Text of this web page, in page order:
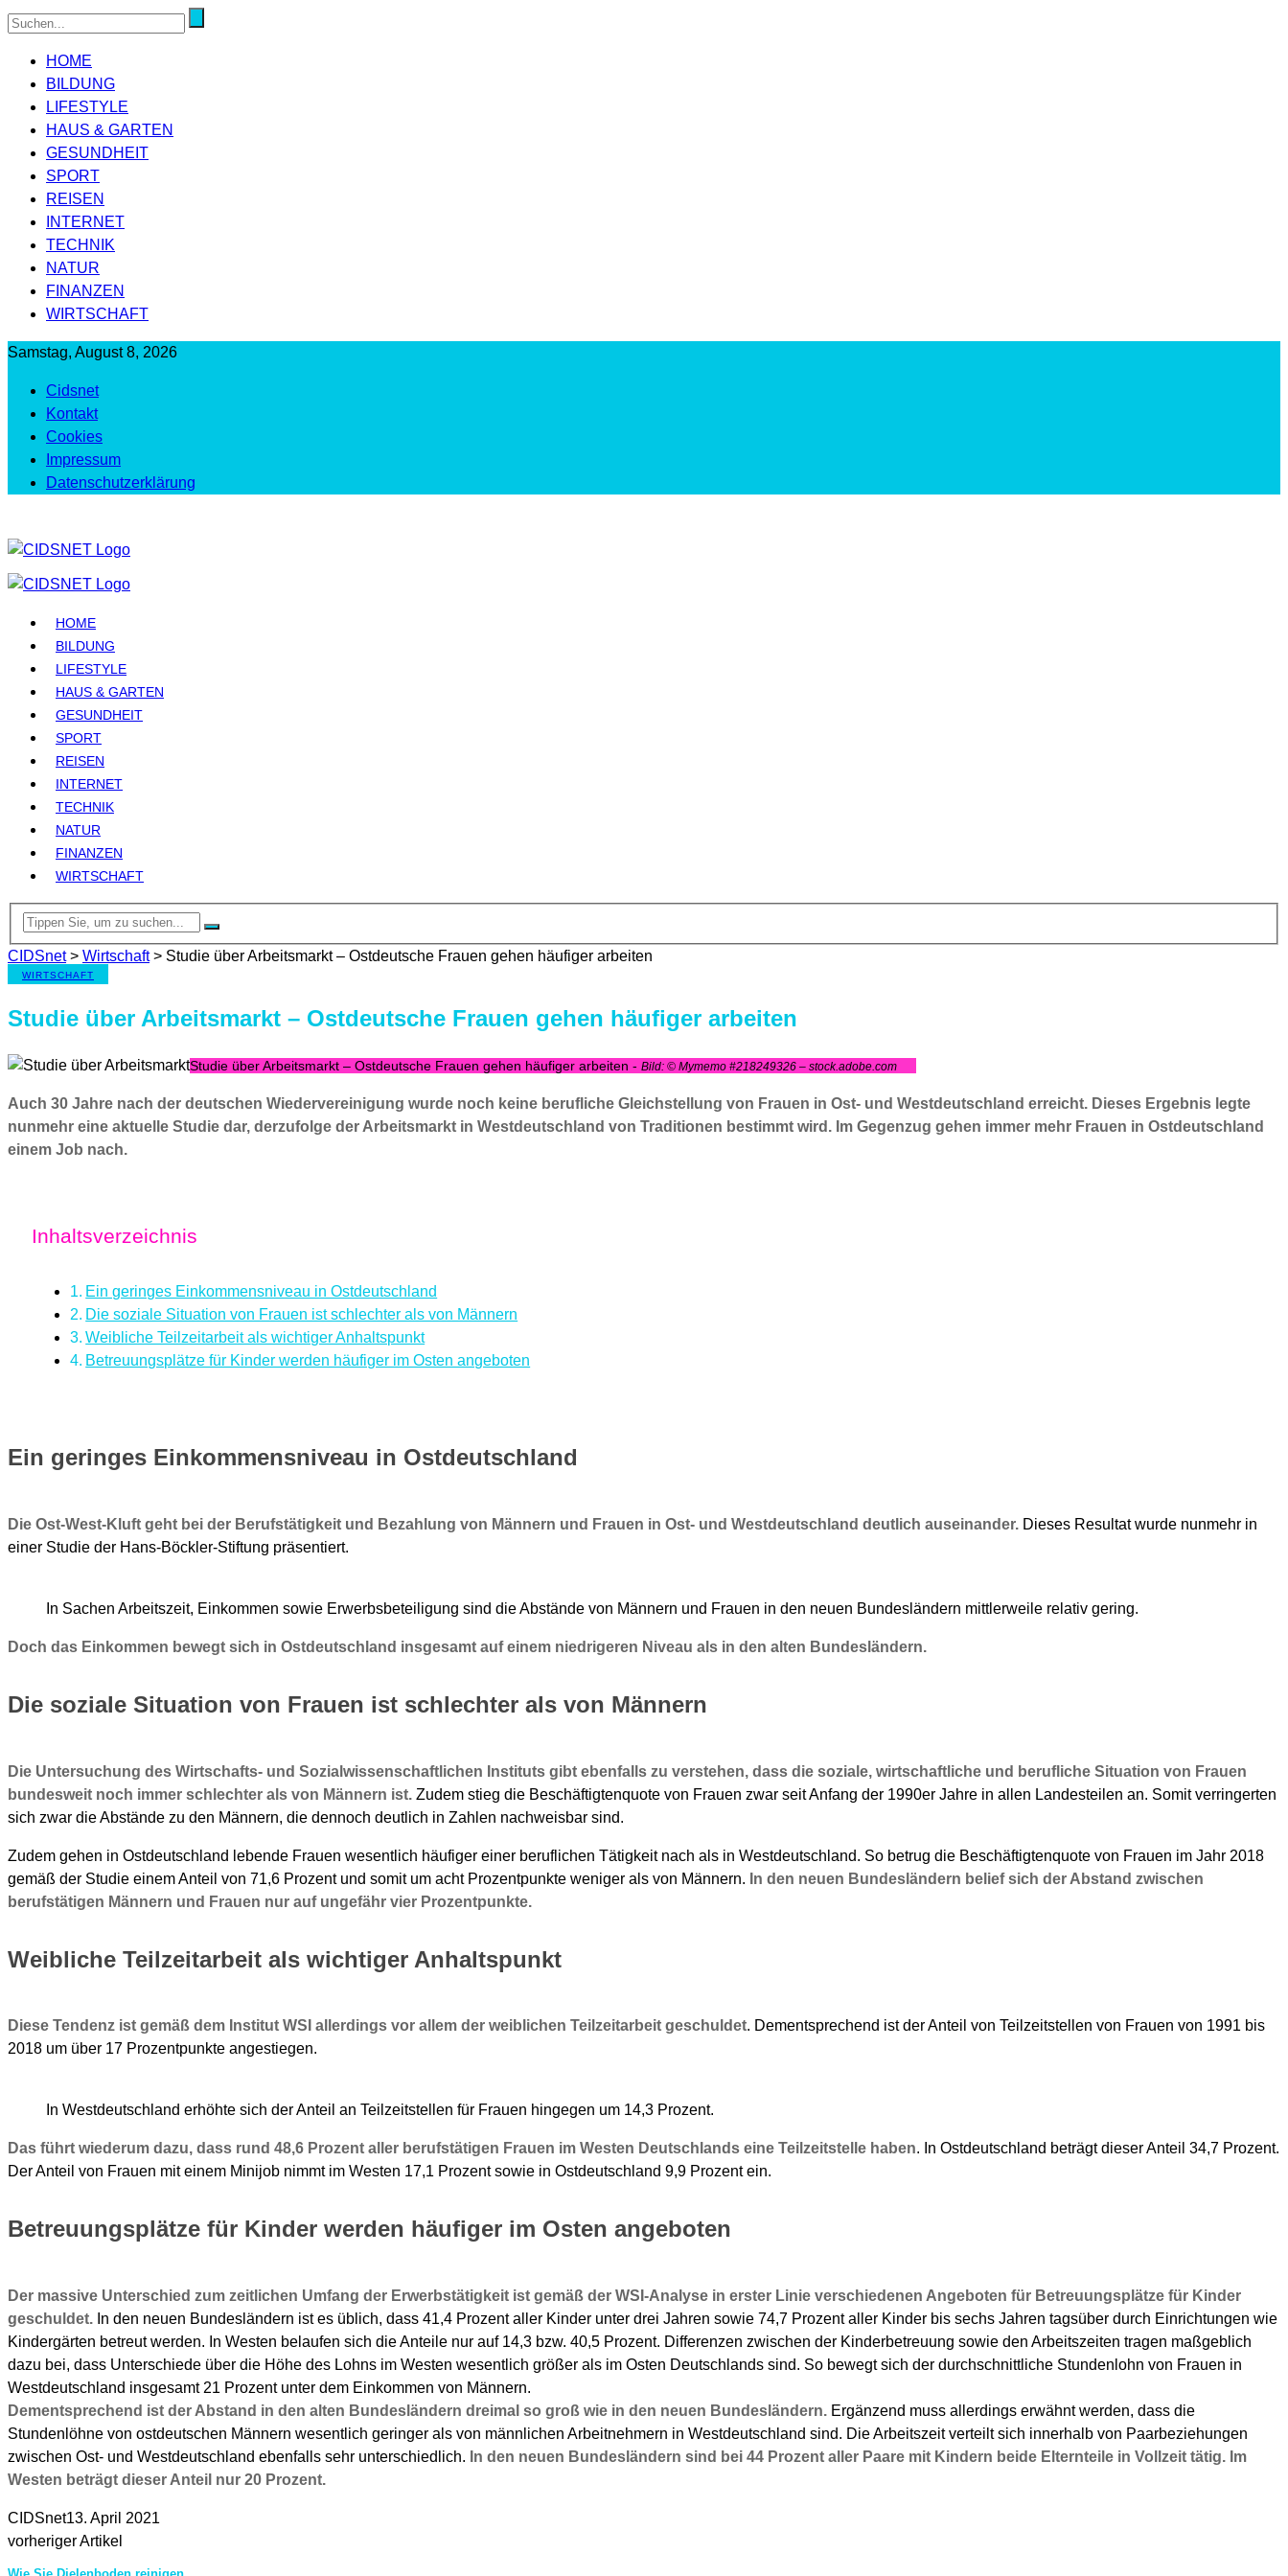
HOME
BILDUNG
LIFESTYLE
HAUS & GARTEN
GESUNDHEIT
SPORT
REISEN
INTERNET
TECHNIK
NATUR
FINANZEN
WIRTSCHAFT
Samstag, August 8, 2026
Cidsnet
Kontakt
Cookies
Impressum
Datenschutzerklärung
HOME
BILDUNG
LIFESTYLE
HAUS & GARTEN
GESUNDHEIT
SPORT
REISEN
INTERNET
TECHNIK
NATUR
FINANZEN
WIRTSCHAFT
CIDSnet> Wirtschaft> Studie über Arbeitsmarkt – Ostdeutsche Frauen gehen häufiger arbeiten
WIRTSCHAFT
Studie über Arbeitsmarkt – Ostdeutsche Frauen gehen häufiger arbeiten
Studie über Arbeitsmarkt – Ostdeutsche Frauen gehen häufiger arbeiten - Bild: © Mymemo #218249326 – stock.adobe.com
Auch 30 Jahre nach der deutschen Wiedervereinigung wurde noch keine berufliche Gleichstellung von Frauen in Ost- und Westdeutschland erreicht. Dieses Ergebnis legte
nunmehr eine aktuelle Studie dar, derzufolge der Arbeitsmarkt in Westdeutschland von Traditionen bestimmt wird. Im Gegenzug gehen immer mehr Frauen in Ostdeutschland
einem Job nach.
Inhaltsverzeichnis
Ein geringes Einkommensniveau in Ostdeutschland
Die soziale Situation von Frauen ist schlechter als von Männern
Weibliche Teilzeitarbeit als wichtiger Anhaltspunkt
Betreuungsplätze für Kinder werden häufiger im Osten angeboten
Ein geringes Einkommensniveau in Ostdeutschland
Die Ost-West-Kluft geht bei der Berufstätigkeit und Bezahlung von Männern und Frauen in Ost- und Westdeutschland deutlich auseinander. Dieses Resultat wurde nunmehr in
einer Studie der Hans-Böckler-Stiftung präsentiert.
In Sachen Arbeitszeit, Einkommen sowie Erwerbsbeteiligung sind die Abstände von Männern und Frauen in den neuen Bundesländern mittlerweile relativ gering.
Doch das Einkommen bewegt sich in Ostdeutschland insgesamt auf einem niedrigeren Niveau als in den alten Bundesländern.
Die soziale Situation von Frauen ist schlechter als von Männern
Die Untersuchung des Wirtschafts- und Sozialwissenschaftlichen Instituts gibt ebenfalls zu verstehen, dass die soziale, wirtschaftliche und berufliche Situation von Frauen
bundesweit noch immer schlechter als von Männern ist. Zudem stieg die Beschäftigtenquote von Frauen zwar seit Anfang der 1990er Jahre in allen Landesteilen an. Somit verringerten
sich zwar die Abstände zu den Männern, die dennoch deutlich in Zahlen nachweisbar sind.
Zudem gehen in Ostdeutschland lebende Frauen wesentlich häufiger einer beruflichen Tätigkeit nach als in Westdeutschland. So betrug die Beschäftigtenquote von Frauen im Jahr 2018
gemäß der Studie einem Anteil von 71,6 Prozent und somit um acht Prozentpunkte weniger als von Männern. In den neuen Bundesländern belief sich der Abstand zwischen
berufstätigen Männern und Frauen nur auf ungefähr vier Prozentpunkte.
Weibliche Teilzeitarbeit als wichtiger Anhaltspunkt
Diese Tendenz ist gemäß dem Institut WSI allerdings vor allem der weiblichen Teilzeitarbeit geschuldet. Dementsprechend ist der Anteil von Teilzeitstellen von Frauen von 1991 bis
2018 um über 17 Prozentpunkte angestiegen.
In Westdeutschland erhöhte sich der Anteil an Teilzeitstellen für Frauen hingegen um 14,3 Prozent.
Das führt wiederum dazu, dass rund 48,6 Prozent aller berufstätigen Frauen im Westen Deutschlands eine Teilzeitstelle haben. In Ostdeutschland beträgt dieser Anteil 34,7 Prozent.
Der Anteil von Frauen mit einem Minijob nimmt im Westen 17,1 Prozent sowie in Ostdeutschland 9,9 Prozent ein.
Betreuungsplätze für Kinder werden häufiger im Osten angeboten
Der massive Unterschied zum zeitlichen Umfang der Erwerbstätigkeit ist gemäß der WSI-Analyse in erster Linie verschiedenen Angeboten für Betreuungsplätze für Kinder
geschuldet. In den neuen Bundesländern ist es üblich, dass 41,4 Prozent aller Kinder unter drei Jahren sowie 74,7 Prozent aller Kinder bis sechs Jahren tagsüber durch Einrichtungen wie
Kindergärten betreut werden. In Westen belaufen sich die Anteile nur auf 14,3 bzw. 40,5 Prozent. Differenzen zwischen der Kinderbetreuung sowie den Arbeitszeiten tragen maßgeblich
dazu bei, dass Unterschiede über die Höhe des Lohns im Westen wesentlich größer als im Osten Deutschlands sind. So bewegt sich der durchschnittliche Stundenlohn von Frauen in
Westdeutschland insgesamt 21 Prozent unter dem Einkommen von Männern.
Dementsprechend ist der Abstand in den alten Bundesländern dreimal so groß wie in den neuen Bundesländern. Ergänzend muss allerdings erwähnt werden, dass die
Stundenlöhne von ostdeutschen Männern wesentlich geringer als von männlichen Arbeitnehmern in Westdeutschland sind. Die Arbeitszeit verteilt sich innerhalb von Paarbeziehungen
zwischen Ost- und Westdeutschland ebenfalls sehr unterschiedlich. In den neuen Bundesländern sind bei 44 Prozent aller Paare mit Kindern beide Elternteile in Vollzeit tätig. Im
Westen beträgt dieser Anteil nur 20 Prozent.
CIDSnet13. April 2021
vorheriger Artikel